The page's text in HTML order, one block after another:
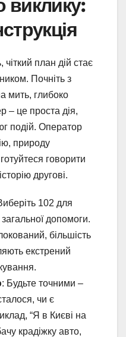
виклику:
план дій стає
Почніть з
мить, глибоко
– це проста дія,
подій. Оператор
природу
говорити
другові.
102 для
допомоги.
більшість
екстрений
: Будьте точними –
чи є
“Я в Києві на
крадіжку авто,